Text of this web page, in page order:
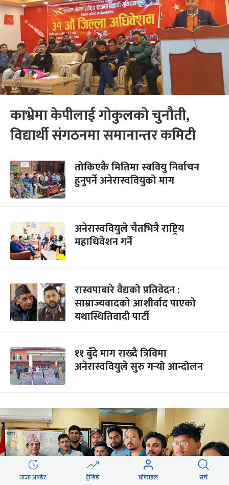
काभ्रेमा केपीलाई गोकुलको चुनौती,
विद्यार्थी संगठनमा समानान्तर कमिटी
तोकिएकै मितिमा स्ववियु निर्वाचन
हुनुपर्ने अनेरास्ववियुको माग
अनेरास्ववियुले चैतभित्रै राष्ट्रिय
महाधिवेशन गर्ने
रास्वपाबारे वैद्यको प्रतिवेदन :
साम्राज्यवादको आशीर्वाद पाएको
यथास्थितिवादी पार्टी
११ बुँदे माग राख्दै त्रिविमा
अनेरास्ववियुले सुरु गर्‍यो आन्दोलन
ताजा अपडेट ट्रेन्डिङ प्रोफाइल सर्च